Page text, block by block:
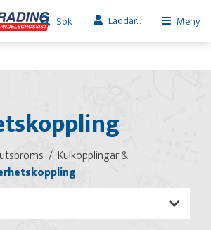
Sök Laddar... Meny
Kulkopplingar &